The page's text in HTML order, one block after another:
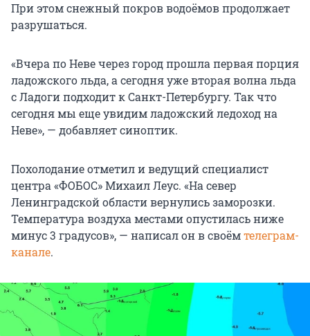
При этом снежный покров водоёмов продолжает
разрушаться.
«Вчера по Неве через город прошла первая порция
ладожского льда, а сегодня уже вторая волна льда
с Ладоги подходит к Санкт-Петербургу. Так что
сегодня мы еще увидим ладожский ледоход на
Неве», — добавляет синоптик.
Похолодание отметил и ведущий специалист
центра «ФОБОС» Михаил Леус. «На север
Ленинградской области вернулись заморозки.
Температура воздуха местами опустилась ниже
минус 3 градусов», — написал он в своёмтелеграм-
канале.